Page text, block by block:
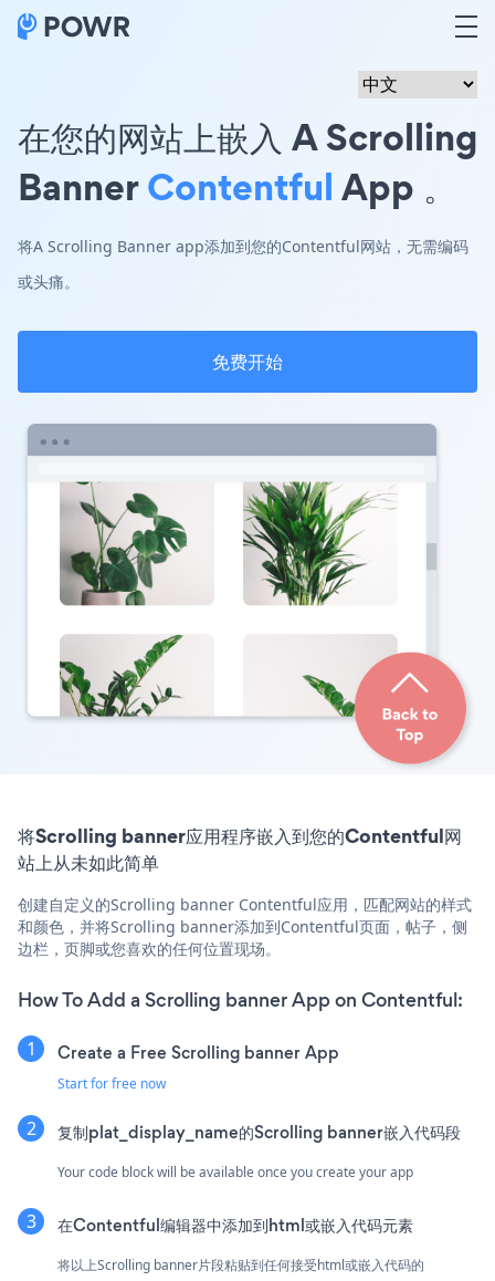
在您的网站上嵌入 A Scrolling
BannerContentfulApp 。
将A Scrolling Banner app添加到您的Contentful网站，无需编码
或头痛。
免费开始
将Scrolling banner应用程序嵌入到您的Contentful网
站上从未如此简单
创建自定义的Scrolling banner Contentful应用，匹配网站的样式
和颜色，并将Scrolling banner添加到Contentful页面，帖子，侧
边栏，页脚或您喜欢的任何位置现场。
How To Add a Scrolling banner App on Contentful:
Create a Free Scrolling banner App
Start for free now
复制plat_display_name的Scrolling banner嵌入代码段
Your code block will be available once you create your app
在Contentful编辑器中添加到html或嵌入代码元素
将以上Scrolling banner片段粘贴到任何接受html或嵌入代码的